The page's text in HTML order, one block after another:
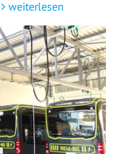
weiterlesen